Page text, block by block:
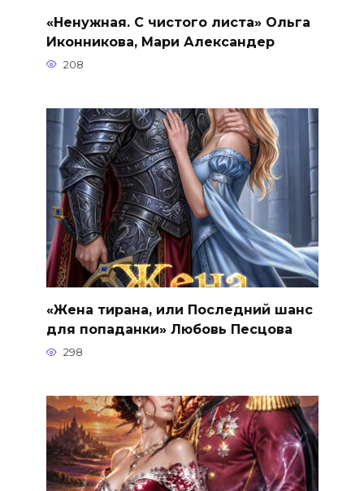
«Ненужная. С чистого листа» Ольга
Иконникова, Мари Александер
208
«Жена тирана, или Последний шанс
для попаданки» Любовь Песцова
298